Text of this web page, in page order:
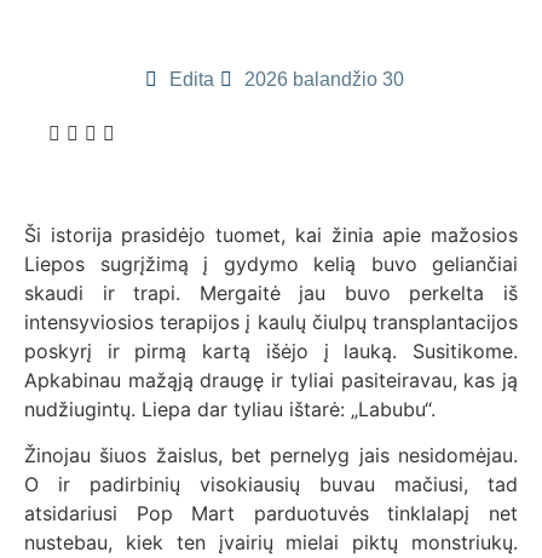
Edita 2026 balandžio 30
Ši istorija prasidėjo tuomet, kai žinia apie mažosios
Liepos sugrįžimą į gydymo kelią buvo geliančiai
skaudi ir trapi. Mergaitė jau buvo perkelta iš
intensyviosios terapijos į kaulų čiulpų transplantacijos
poskyrį ir pirmą kartą išėjo į lauką. Susitikome.
Apkabinau mažąją draugę ir tyliai pasiteiravau, kas ją
nudžiugintų. Liepa dar tyliau ištarė: „Labubu“.
Žinojau šiuos žaislus, bet pernelyg jais nesidomėjau.
O ir padirbinių visokiausių buvau mačiusi, tad
atsidariusi Pop Mart parduotuvės tinklalapį net
nustebau, kiek ten įvairių mielai piktų monstriukų.